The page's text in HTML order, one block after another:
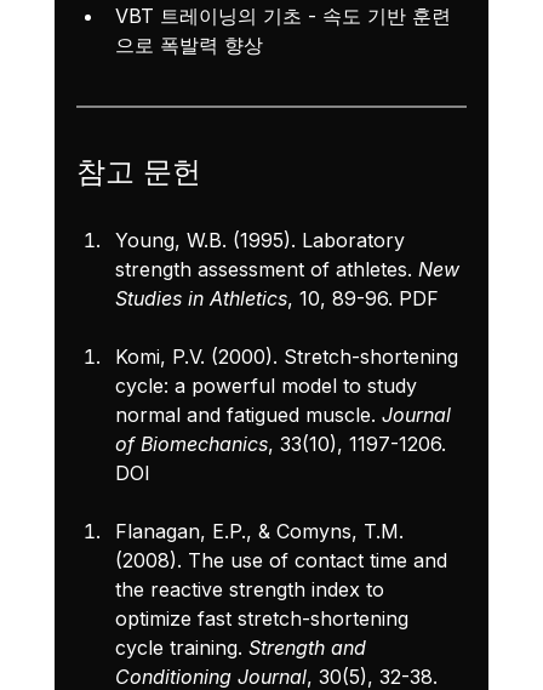
VBT 트레이닝의 기초 - 속도 기반 훈련
으로 폭발력 향상
참고 문헌
Young, W.B. (1995). Laboratory
strength assessment of athletes. New
Studies in Athletics, 10, 89-96. PDF
Komi, P.V. (2000). Stretch-shortening
cycle: a powerful model to study
normal and fatigued muscle. Journal
of Biomechanics, 33(10), 1197-1206.
DOI
Flanagan, E.P., & Comyns, T.M.
(2008). The use of contact time and
the reactive strength index to
optimize fast stretch-shortening
cycle training. Strength and
Conditioning Journal, 30(5), 32-38.